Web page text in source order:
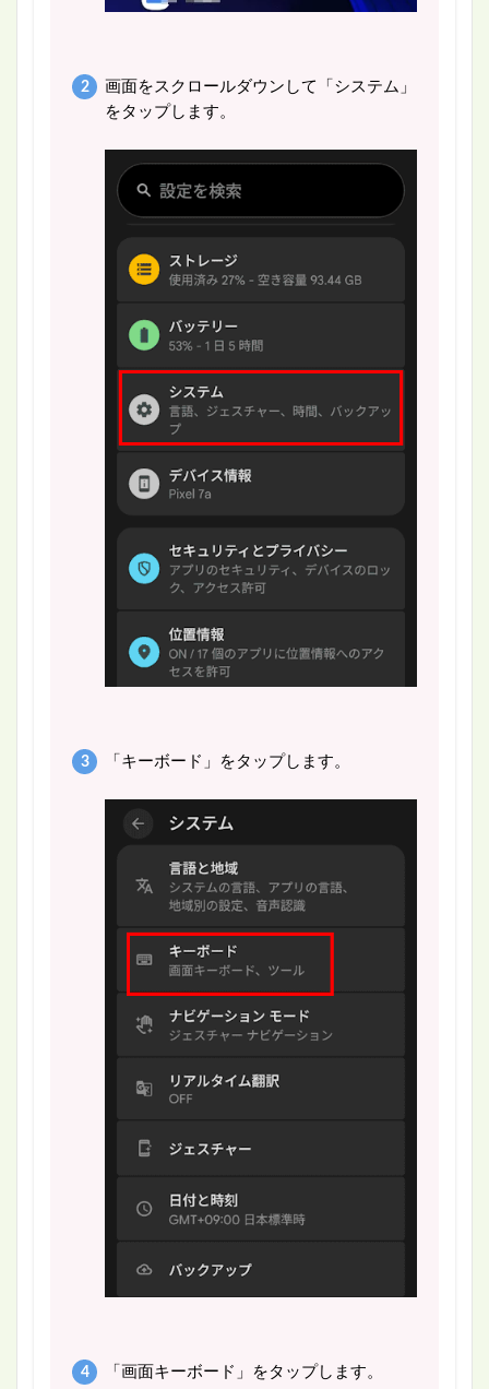
画面をスクロールダウンして「システム」
をタップします。
「キーボード」をタップします。
「画面キーボード」をタップします。